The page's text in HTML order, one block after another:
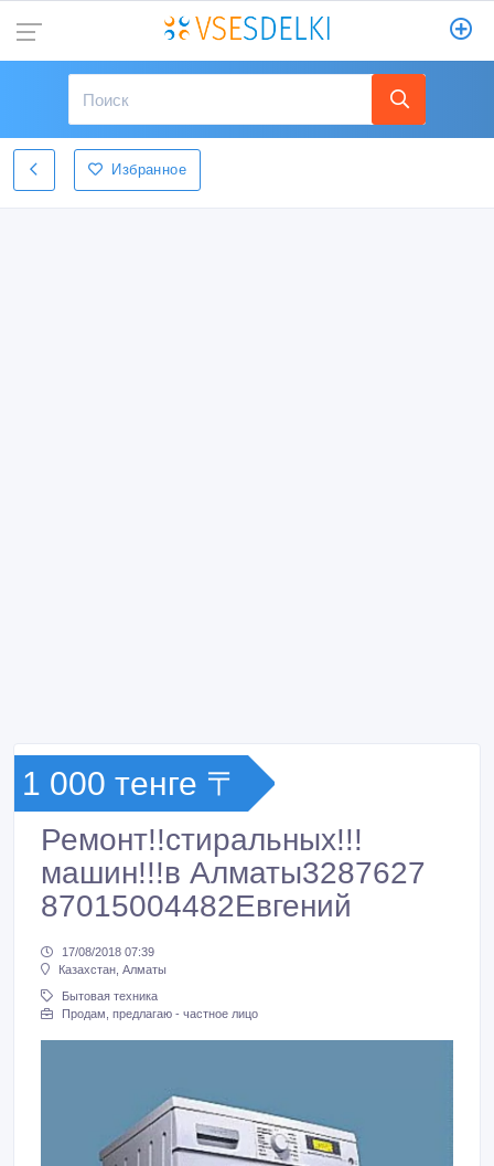
Избранное
1 000 тенге 〒
Ремонт!!стиральных!!!
машин!!!в Алматы3287627
87015004482Евгений
17/08/2018 07:39
Казахстан, Алматы
Бытовая техника
Продам, предлагаю - частное лицо